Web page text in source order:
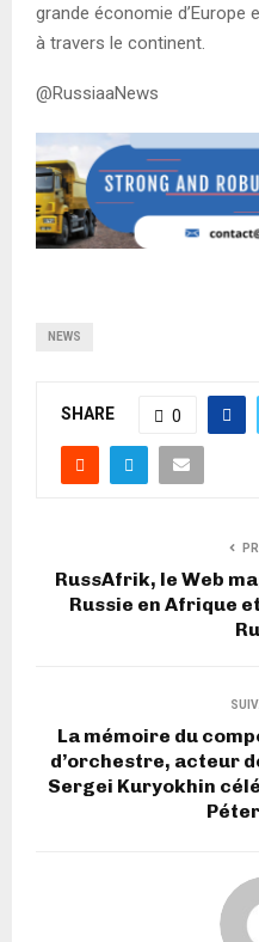
grande économie d’Europe
à travers le continent.
@RussiaaNews
NEWS
SHARE 0
RussAfrik, le Web
Russie en Afrique
La mémoire du
d’orchestre, acteur
Sergei Kuryokhin